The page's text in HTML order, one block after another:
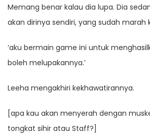
Memang benar kalau dia lupa. Dia
akan dirinya sendiri, yang sudah marah
‘aku bermain game ini untuk
boleh melupakannya.’
Leeha mengakhiri kekhawatirannya.
[apa kau akan menyerah dengan
tongkat sihir atau Staff?]